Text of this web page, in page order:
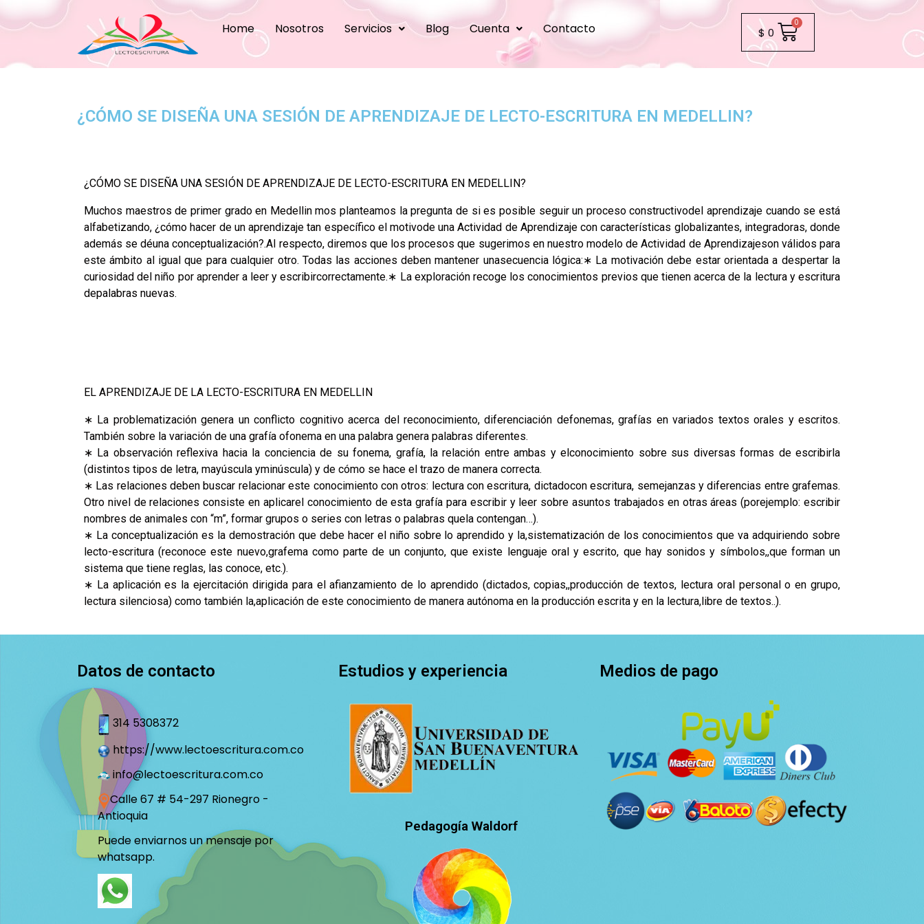
Home Nosotros Servicios Blog Cuenta Contacto $0
¿CÓMO SE DISEÑA UNA SESIÓN DE APRENDIZAJE DE LECTO-ESCRITURA EN MEDELLIN?
¿CÓMO SE DISEÑA UNA SESIÓN DE APRENDIZAJE DE LECTO-ESCRITURA EN MEDELLIN?
Muchos maestros de primer grado en Medellin mos planteamos la pregunta de si es posible seguir un proceso constructivodel aprendizaje cuando se está
alfabetizando, ¿cómo hacer de un aprendizaje tan específico el motivode una Actividad de Aprendizaje con características globalizantes, integradoras, donde
además se déuna conceptualización?.Al respecto, diremos que los procesos que sugerimos en nuestro modelo de Actividad de Aprendizajeson válidos para
este ámbito al igual que para cualquier otro. Todas las acciones deben mantener unasecuencia lógica:∗ La motivación debe estar orientada a despertar la
curiosidad del niño por aprender a leer y escribircorrectamente.∗ La exploración recoge los conocimientos previos que tienen acerca de la lectura y escritura
depalabras nuevas.
EL APRENDIZAJE DE LA LECTO-ESCRITURA EN MEDELLIN
∗ La problematización genera un conflicto cognitivo acerca del reconocimiento, diferenciación defonemas, grafías en variados textos orales y escritos.
También sobre la variación de una grafía ofonema en una palabra genera palabras diferentes.
∗ La observación reflexiva hacia la conciencia de su fonema, grafía, la relación entre ambas y elconocimiento sobre sus diversas formas de escribirla
(distintos tipos de letra, mayúscula yminúscula) y de cómo se hace el trazo de manera correcta.
∗ Las relaciones deben buscar relacionar este conocimiento con otros: lectura con escritura, dictadocon escritura, semejanzas y diferencias entre grafemas.
Otro nivel de relaciones consiste en aplicarel conocimiento de esta grafía para escribir y leer sobre asuntos trabajados en otras áreas (porejemplo: escribir
nombres de animales con “m”, formar grupos o series con letras o palabras quela contengan…).
∗ La conceptualización es la demostración que debe hacer el niño sobre lo aprendido y la,sistematización de los conocimientos que va adquiriendo sobre
lecto-escritura (reconoce este nuevo,grafema como parte de un conjunto, que existe lenguaje oral y escrito, que hay sonidos y símbolos,,que forman un
sistema que tiene reglas, las conoce, etc.).
∗ La aplicación es la ejercitación dirigida para el afianzamiento de lo aprendido (dictados, copias,,producción de textos, lectura oral personal o en grupo,
lectura silenciosa) como también la,aplicación de este conocimiento de manera autónoma en la producción escrita y en la lectura,libre de textos..).
Datos de contacto
314 5308372
https://www.lectoescritura.com.co
info@lectoescritura.com.co
Calle 67 # 54-297 Rionegro -
Antioquia
Puede enviarnos un mensaje por
whatsapp.
Estudios y experiencia
Pedagogía Waldorf
Medios de pago